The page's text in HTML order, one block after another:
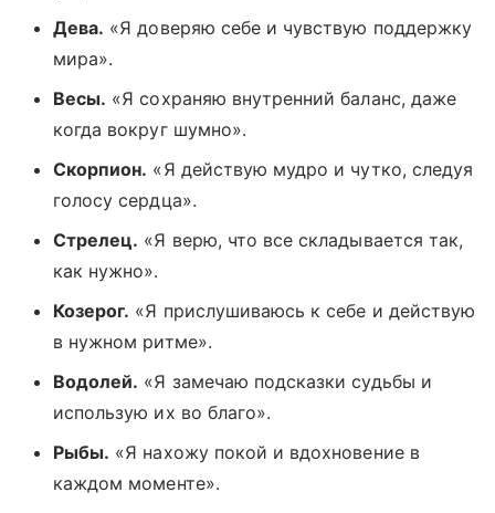
Дева. «Я доверяю себе и чувствую поддержку
мира».
Весы. «Я сохраняю внутренний баланс, даже
когда вокруг шумно».
Скорпион. «Я действую мудро и чутко, следуя
голосу сердца».
Стрелец. «Я верю, что все складывается так,
как нужно».
Козерог. «Я прислушиваюсь к себе и действую
в нужном ритме».
Водолей. «Я замечаю подсказки судьбы и
использую их во благо».
Рыбы. «Я нахожу покой и вдохновение в
каждом моменте».